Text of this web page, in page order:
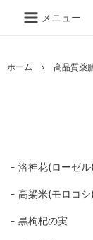
メニュー
ホーム 高品質薬
洛神花(ローゼ
高粱米(モロコシ)
黒枸杞の実